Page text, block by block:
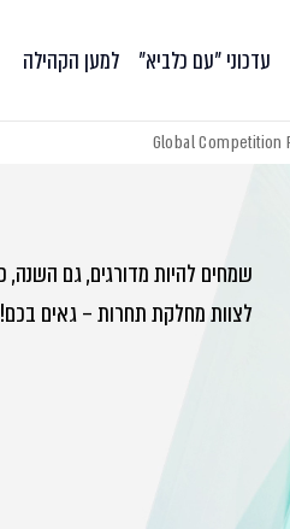
עדכוני ״עם כלביא״ למען הקהילה
לצוות מחלקת תחרות – גאים בכם!